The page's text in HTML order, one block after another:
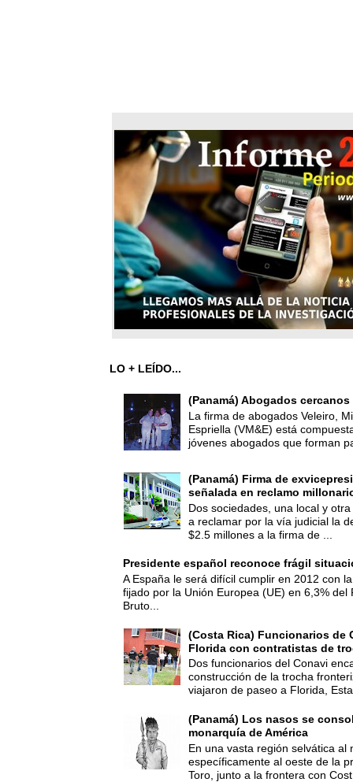
LO + LEÍDO...
(Panamá) Abogados
La firma de abogados Veleiro,
Espriella (VM&E) está
jóvenes abogados que forman
(Panamá) Firma de
señalada en reclamo
Dos sociedades, una local y
a reclamar por la vía judicial la
$2.5 millones a la firma de ...
Presidente español reconoce frágil
A España le será difícil cumplir en 2012 con
fijado por la Unión Europea (UE) en 6,3% del
Bruto...
(Costa Rica) Funcionarios de
Florida con contratistas de
Dos funcionarios del Conavi
construcción de la trocha
viajaron de paseo a Florida,
(Panamá) Los nasos se
monarquía de América
En una vasta región selvática al
específicamente al oeste de la
Toro, junto a la frontera con